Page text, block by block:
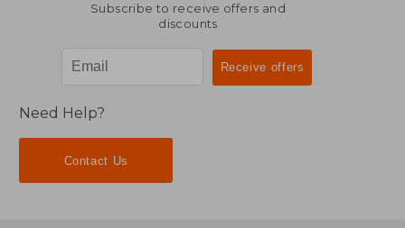
Subscribe to receive offers and
discounts
Need Help?
Contact Us